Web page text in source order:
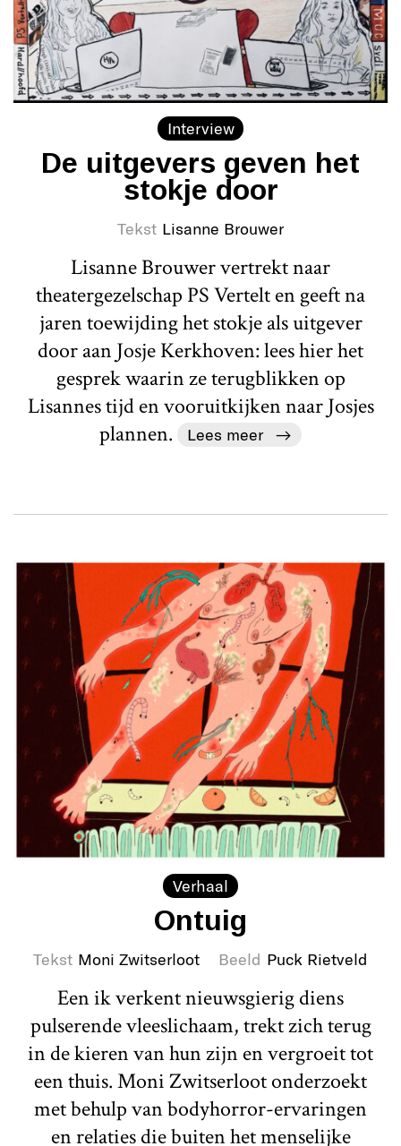
Interview
De uitgevers geven het
stokje door
Tekst Lisanne Brouwer
Lisanne Brouwer vertrekt naar
theatergezelschap PS Vertelt en geeft na
jaren toewijding het stokje als uitgever
door aan Josje Kerkhoven: lees hier het
gesprek waarin ze terugblikken op
Lisannes tijd en vooruitkijken naar Josjes
plannen.
Lees meer
Verhaal
Ontuig
Tekst Moni Zwitserloot Beeld Puck Rietveld
Een ik verkent nieuwsgierig diens
pulserende vleeslichaam, trekt zich terug
in de kieren van hun zijn en vergroeit tot
een thuis. Moni Zwitserloot onderzoekt
met behulp van bodyhorror-ervaringen
en relaties die buiten het menselijke